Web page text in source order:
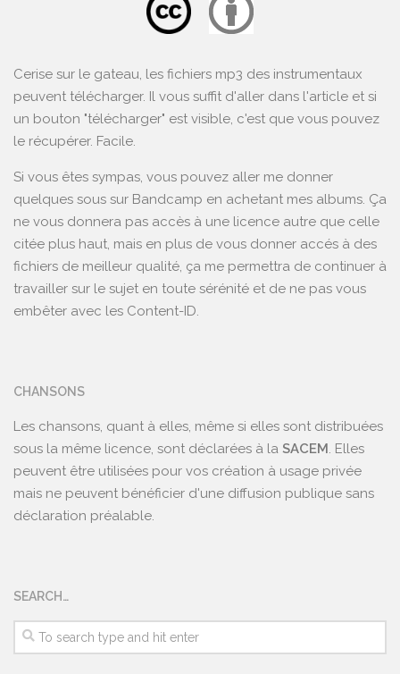
Cerise sur le gateau, les fichiers mp3 des instrumentaux
peuvent télécharger. Il vous suffit d'aller dans l'article et si
un bouton "télécharger" est visible, c'est que vous pouvez
le récupérer. Facile.
Si vous êtes sympas, vous pouvez aller me donner
quelques sous sur Bandcamp en achetant mes albums. Ça
ne vous donnera pas accès à une licence autre que celle
citée plus haut, mais en plus de vous donner accés à des
fichiers de meilleur qualité, ça me permettra de continuer à
travailler sur le sujet en toute sérénité et de ne pas vous
embêter avec les Content-ID.
CHANSONS
Les chansons, quant à elles, même si elles sont distribuées
sous la même licence, sont déclarées à la SACEM. Elles
peuvent être utilisées pour vos création à usage privée
mais ne peuvent bénéficier d'une diffusion publique sans
déclaration préalable.
SEARCH…